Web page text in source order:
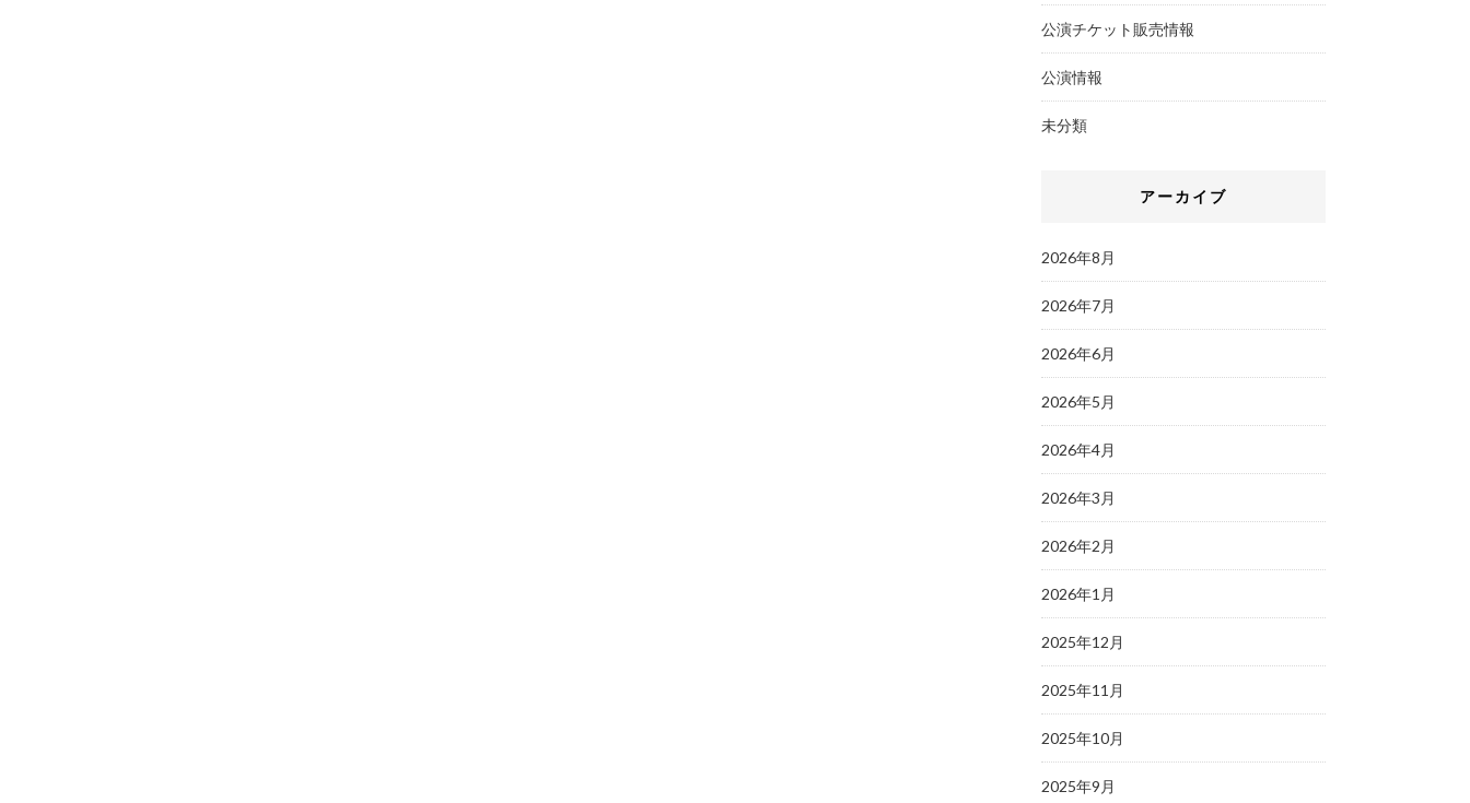
公演チケット販売情報
公演情報
未分類
アーカイブ
2026年8月
2026年7月
2026年6月
2026年5月
2026年4月
2026年3月
2026年2月
2026年1月
2025年12月
2025年11月
2025年10月
2025年9月